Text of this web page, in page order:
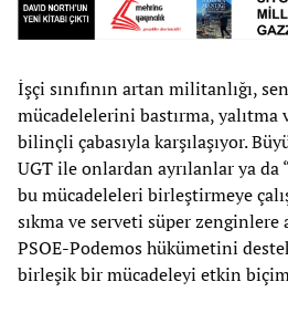
İşçi sınıfının artan militanlığı,
mücadelelerini bastırma, yalıtma
bilinçli çabasıyla karşılaşıyor.
UGT ile onlardan ayrılanlar ya
bu mücadeleleri birleştirmeye
sıkma ve serveti süper
PSOE-Podemos hükümetini
birleşik bir mücadeleyi etkin